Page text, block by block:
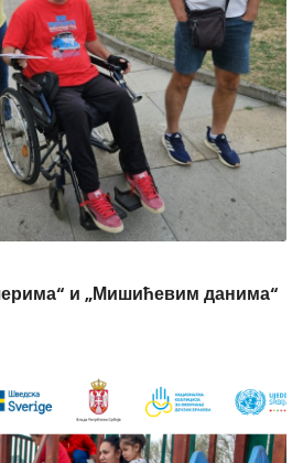
и „Мишићевим данима“